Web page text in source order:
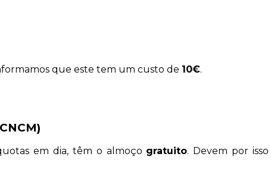
que este tem um custo de 10€.
em dia, têm o almoço gratuito. Devem por